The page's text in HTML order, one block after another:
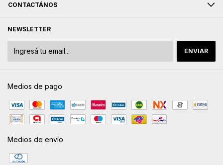
CONTACTÁNOS
NEWSLETTER
Medios de pago
Medios de envío